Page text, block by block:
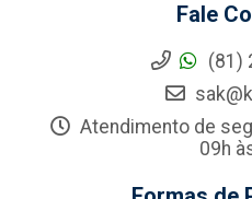
Fale
(81)
Atendimento de
09h